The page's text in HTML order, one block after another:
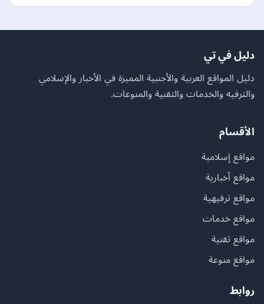
دليل في تي
دليل المواقع العربية والأجنبية المميزة في الأخبار والإسلامي
والترفيه والخدمات والتقنية والمنوعات.
الأقسام
مواقع إسلامية
مواقع أخبارية
مواقع ترفيهية
مواقع خدمات
مواقع تقنية
مواقع منوعة
روابط